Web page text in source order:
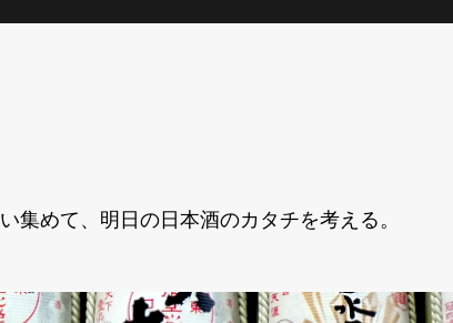
めて、明日の日本酒のカタチを考える。